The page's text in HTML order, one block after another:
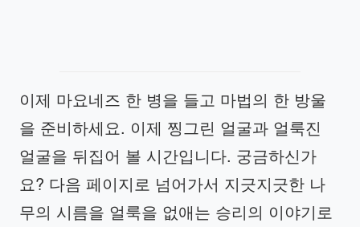
이제 마요네즈 한 병을 들고 마법의 한 방울
을 준비하세요. 이제 찡그린 얼굴과 얼룩진
얼굴을 뒤집어 볼 시간입니다. 궁금하신가
요? 다음 페이지로 넘어가서 지긋지긋한 나
무의 시름을 얼룩을 없애는 승리의 이야기로